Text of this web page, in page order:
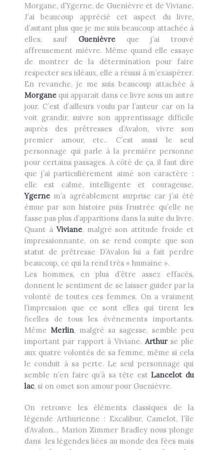
Morgane, d’Ygerne, de Guenièvre et de Viviane.
J’ai beaucoup apprécié cet aspect du livre,
d’autant plus que je me suis beaucoup attachée à
elles, sauf Guenièvre que j’ai trouvé
affreusement mièvre. Même quand elle essaye
de montrer de la détermination pour faire
respecter ses idéaux, elle a réussi à m’exaspérer.
En revanche, je me suis beaucoup attachée à
Morgane qui apparait dans ce livre sous un autre
jour. C’est d’ailleurs voulu par l’auteur car on la
voit grandir, suivre son apprentissage difficile
auprès des prêtresses d’Avalon, vivre son
premier amour, etc.. C’est aussi le seul
personnage qui parle à la première personne
pour certains passages. A côté de ça, il faut dire
que j’ai particulièrement aimé son caractère :
elle est calme, intelligente et courageuse.
Ygerne m’a agréablement surprise car j’ai été
émue par son histoire puis frustrée qu’elle ne
fasse pas plus d’apparitions dans la suite du livre.
Quant à Viviane, malgré son attitude froide et
impressionnante, on se rend compte que son
statut de prêtresse D’Avalon lui a fait perdre
beaucoup, ce qui la rend très « humaine ».
Les hommes, en plus d’être assez effacés,
donnent le sentiment de se laisser guider par la
volonté de toutes ces femmes. On a vraiment
l’impression que ce sont elles qui tirent les
ficelles de tous les évènements importants.
Même Merlin, malgré sa sagesse, semble peu
important par rapport à Viviane. Arthurse plie
aux quatre volontés de sa femme, même si cela
le conduit à sa perte. Le seul personnage qui
semble n’en faire qu’à sa tête est Lancelot du
lac, si on omet son amour pour Guenièvre.
On retrouve les éléments classiques de la
légende Arthurienne : Excalibur, Camelot, l’île
d’Avalon… Marion Zimmer Bradley nous plonge
dans les légendes liées au monde des fées mais